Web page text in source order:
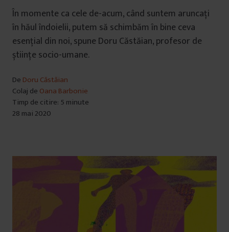
În momente ca cele de-acum, când suntem aruncaţi
în hăul îndoielii, putem să schimbăm în bine ceva
esenţial din noi, spune Doru Căstăian, profesor de
științe socio-umane.
De Doru Căstăian
Colaj de Oana Barbonie
Timp de citire: 5 minute
28 mai 2020